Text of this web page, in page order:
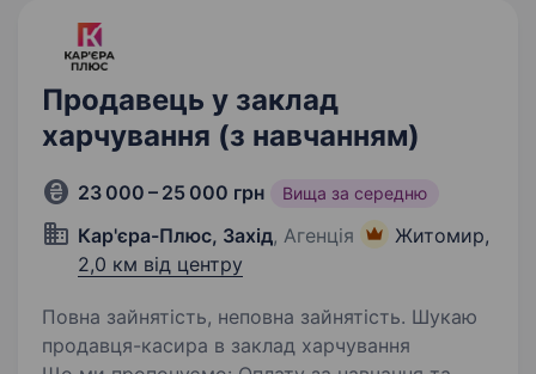
Продавець у заклад
харчування (з навчанням)
23 000 – 25 000 грн Вища за середню
Кар'єра-Плюс, Захід, Агенція
Житомир,
2,0 км від центру
Повна зайнятість, неповна зайнятість. Шукаю
продавця-касира в заклад харчування